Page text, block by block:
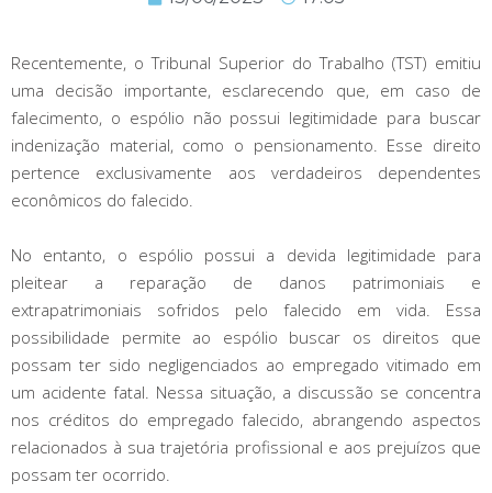
Recentemente, o Tribunal Superior do Trabalho (TST) emitiu
uma decisão importante, esclarecendo que, em caso de
falecimento, o espólio não possui legitimidade para buscar
indenização material, como o pensionamento. Esse direito
pertence exclusivamente aos verdadeiros dependentes
econômicos do falecido.
No entanto, o espólio possui a devida legitimidade para
pleitear a reparação de danos patrimoniais e
extrapatrimoniais sofridos pelo falecido em vida. Essa
possibilidade permite ao espólio buscar os direitos que
possam ter sido negligenciados ao empregado vitimado em
um acidente fatal. Nessa situação, a discussão se concentra
nos créditos do empregado falecido, abrangendo aspectos
relacionados à sua trajetória profissional e aos prejuízos que
possam ter ocorrido.